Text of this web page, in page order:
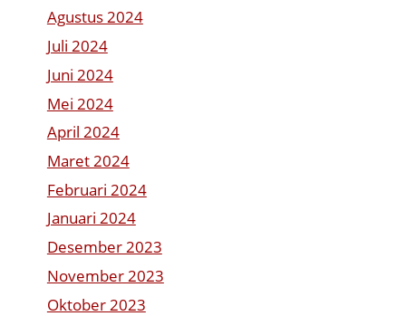
Agustus 2024
Juli 2024
Juni 2024
Mei 2024
April 2024
Maret 2024
Februari 2024
Januari 2024
Desember 2023
November 2023
Oktober 2023